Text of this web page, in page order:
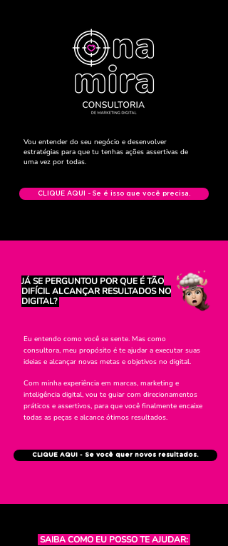
Vou entender do seu negócio e desenvolver
estratégias para que tu tenhas ações assertivas de
uma vez por todas.
CLIQUE AQUI - Se é isso que você precisa.
JÁ SE PERGUNTOU POR QUE É TÃO
DIFÍCIL ALCANÇAR RESULTADOS NO
DIGITAL?
Eu entendo como você se sente. Mas como
consultora, meu propósito é te ajudar a executar suas
ideias e alcançar novas metas e objetivos no digital.
Com minha experiência em marcas, marketing e
inteligência digital, vou te guiar com direcionamentos
práticos e assertivos, para que você finalmente encaixe
todas as peças e alcance ótimos resultados.
CLIQUE AQUI - Se você quer novos resultados.
SAIBA COMO EU POSSO TE AJUDAR: